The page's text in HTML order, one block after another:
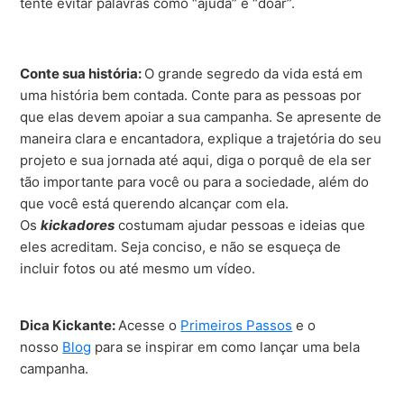
Conte sua história: O grande segredo da vida está em
uma história bem contada. Conte para as pessoas por
que elas devem apoiara sua campanha. Se apresente de
maneira clara e encantadora, explique a trajetória do seu
projeto e sua jornada até aqui, diga o porquê de ela ser
tão importante para você ou para a sociedade, além do
que você está querendo alcançar com ela.
Oskickadores costumam ajudar pessoas e ideias que
eles acreditam. Seja conciso, e não se esqueça de
incluir fotos ou até mesmo um vídeo.
Dica Kickante:Acesse o Primeiros Passos e o
nosso Blog para se inspirar em como lançar uma bela
campanha.